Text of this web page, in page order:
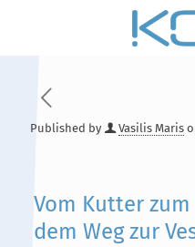
Speiseplan Alt
Kalender Alt +
Published by Vasilis Maris
Vom Kutter
dem Weg zur